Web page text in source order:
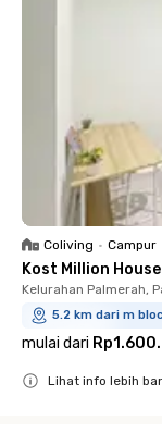
Coliving • Campur
Kost Million
Kelurahan Palmerah,
5.2 km dari m
mulai dari
Lihat info lebih